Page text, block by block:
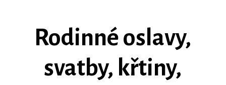
Rodinné oslavy,
svatby, křtiny,